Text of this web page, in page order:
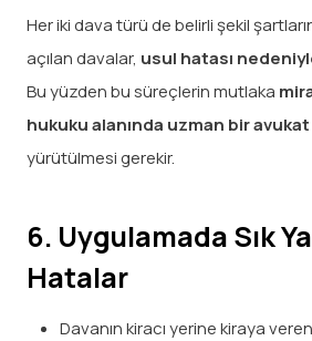
Her iki dava türü de belirli şekil
açılan davalar, usul hatası
Bu yüzden bu süreçlerin mutlaka
hukuku alanında uzman bir avukat
yürütülmesi gerekir.
6. Uygulamada Sık
Hatalar
Davanın kiracı yerine kiraya